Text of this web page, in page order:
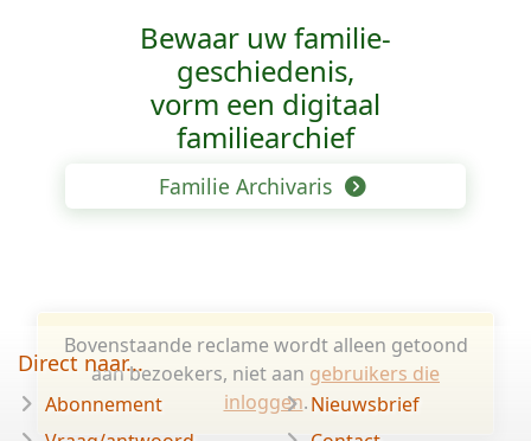
Bewaar uw familie­
geschiedenis,
vorm een digitaal
familiearchief
Familie Archivaris
Bovenstaande reclame wordt alleen getoond
aan bezoekers, niet aan gebruikers die
inloggen.
Direct naar...
Abonnement
Nieuwsbrief